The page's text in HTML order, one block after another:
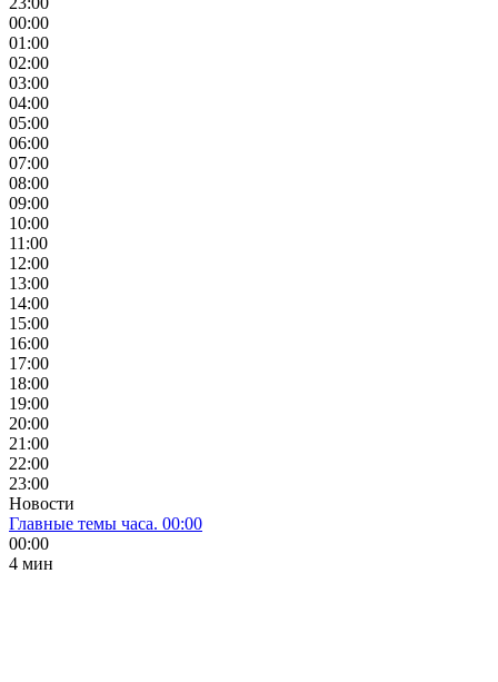
00:00
01:00
02:00
03:00
04:00
05:00
06:00
07:00
08:00
09:00
10:00
11:00
12:00
13:00
14:00
15:00
16:00
17:00
18:00
19:00
20:00
21:00
22:00
23:00
Новости
Главные темы часа. 00:00
00:00
4 мин